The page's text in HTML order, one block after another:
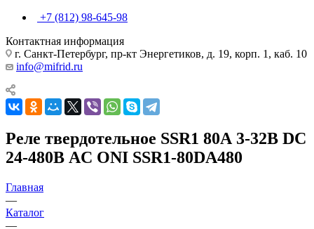
+7 (812) 98-645-98
Контактная информация
г. Санкт-Петербург, пр-кт Энергетиков, д. 19, корп. 1, каб. 10
info@mifrid.ru
Реле твердотельное SSR1 80А 3-32В DC
24-480В AC ONI SSR1-80DA480
Главная
—
Каталог
—